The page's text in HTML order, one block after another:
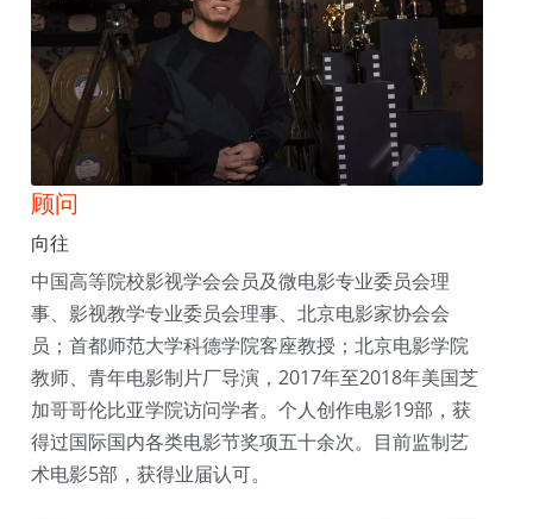
顾问
向往
中国高等院校影视学会会员及微电影专业委员会理
事、影视教学专业委员会理事、北京电影家协会会
员；首都师范大学科德学院客座教授；北京电影学院
教师、青年电影制片厂导演，2017年至2018年美国芝
加哥哥伦比亚学院访问学者。个人创作电影19部，获
得过国际国内各类电影节奖项五十余次。目前监制艺
术电影5部，获得业届认可。